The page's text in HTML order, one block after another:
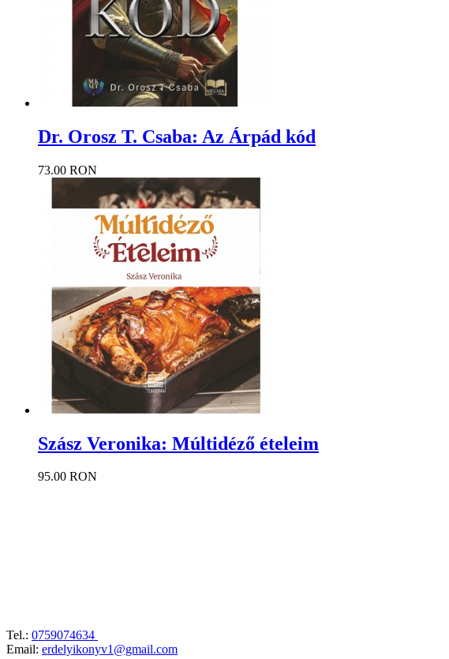
Dr. Orosz T. Csaba: Az Árpád kód
73.00 RON
Szász Veronika: Múltidéző ételeim
95.00 RON
Tel.: 0759074634
Email: erdelyikonyv1@gmail.com